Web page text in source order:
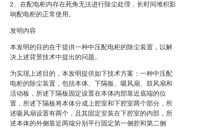
2、在配电柜内存在死角无法进行除尘处理，长时间堆积影
响配电柜的正常使用。
发明内容
本发明的目的在于提供一种中压配电柜的除尘装置，以解
决上述背景技术中提出的问题。
为实现上述目的，本发明提供如下技术方案：一种中压配
电柜的除尘装置，包括本体、下隔板、吸风扇、鼓风扇和
活动板，所述下隔板固定设置在本体内部靠近底端的位
置，所述下隔板将本体分成上腔室和下腔室两个部分，所
述吸风扇设置有两个，且其固定安装在下腔室的内部，所
述本体的外侧靠近两端分别平行固定第一侧腔和第二侧